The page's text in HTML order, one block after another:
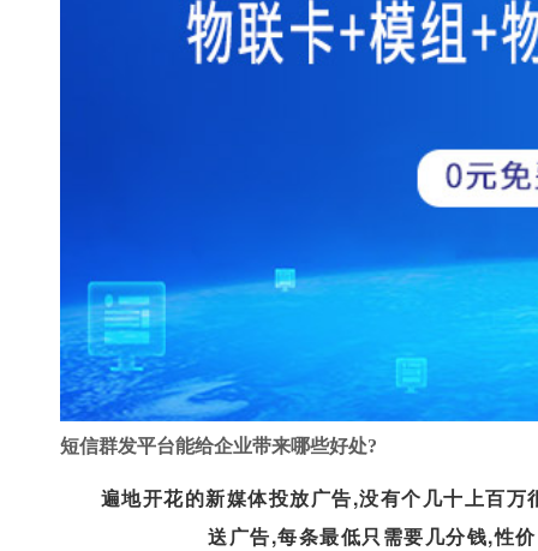
短信群发平台能给企业带来哪些好处?
遍地开花的新媒体投放广告,没有个几十上百
送广告,每条最低只需要几分钱,性